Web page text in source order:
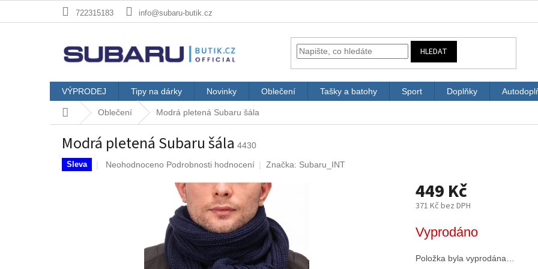
722315183 info@subaru-butik.cz
HLEDAT
VÝPRODEJ Tipy na dárky Novinky Oblečení Tašky a batohy Sport Doplňky
Domů Oblečení Modrá pletená Subaru šála
Modrá pletená Subaru šála 4430
Sleva
Průměrné
Neohodnoceno Podrobnosti hodnocení Značka: Subaru_INT
449 Kč
371 Kč bez DPH
cena:
Vyprodáno
Položka byla vyprodána…